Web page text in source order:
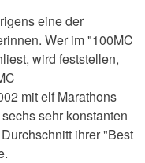
eine der
Wer im "100MC
wird feststellen,
mit elf Marathons
sehr konstanten
ihrer "Best